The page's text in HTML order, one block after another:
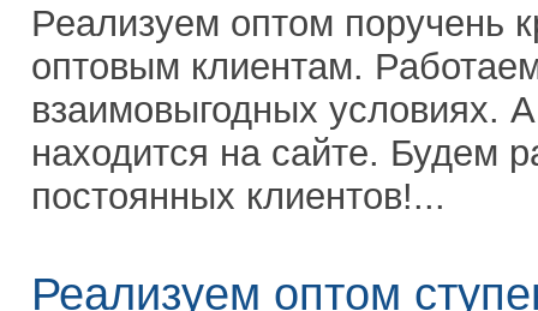
Реализуем оптом поручень
оптовым клиентам.
взаимовыгодных условиях.
находится на сайте. Будем
постоянных клиентов!...
Реализуем оптом